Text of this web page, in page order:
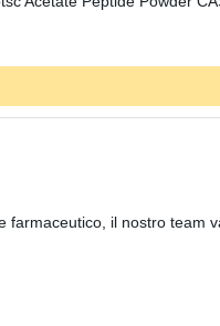
farmaceutico, il nostro team